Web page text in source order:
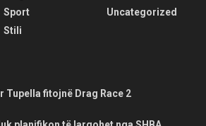
Sport
Stili
Uncategorized
Tupella fitojnë Drag Race 2